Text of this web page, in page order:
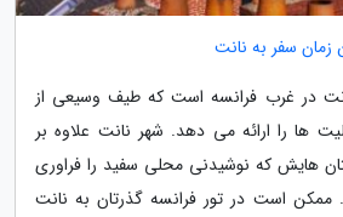
زمان سفر به نانت
در غرب فرانسه است که طیف وسیعی از
ها را ارائه می دهد. شهر نانت علاوه بر
هایش که نوشیدنی محلی سفید را فراوری
ممکن است در تور فرانسه گذرتان به نانت